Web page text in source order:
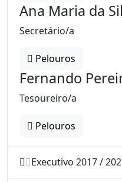
Ana Maria da
Secretário/a
Pelouros
Fernando
Tesoureiro/a
Pelouros
Executivo 2017 /